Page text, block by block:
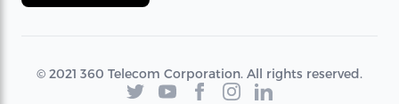
© 2021 360 Telecom Corporation. All rights reserved.